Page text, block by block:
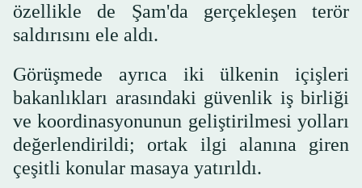
özellikle de Şam'da gerçekleşen terör
saldırısını ele aldı.
Görüşmede ayrıca iki ülkenin içişleri
bakanlıkları arasındaki güvenlik iş birliği
ve koordinasyonunun geliştirilmesi yolları
değerlendirildi; ortak ilgi alanına giren
çeşitli konular masaya yatırıldı.